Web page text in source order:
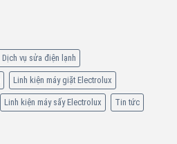
Dịch vụ sửa điện lạnh
Linh kiện máy giặt Electrolux
Linh kiện máy sấy Electrolux Tin tức